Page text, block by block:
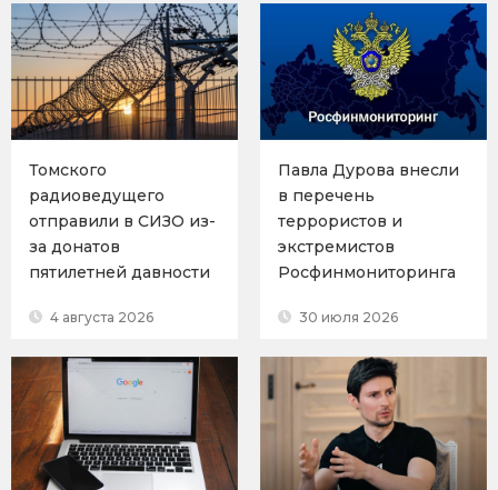
Томского
радиоведущего
отправили в СИЗО из-
за донатов
пятилетней давности
4 августа 2026
Павла Дурова внесли
в перечень
террористов и
экстремистов
Росфинмониторинга
30 июля 2026